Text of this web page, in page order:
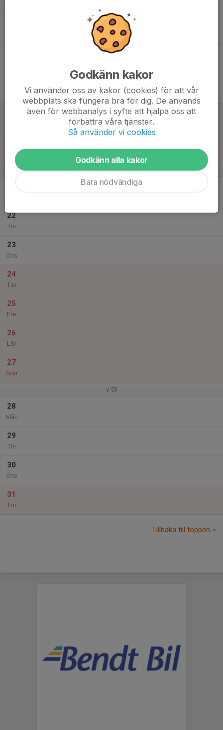
Sön
v.52
22
Tis
23
Ons
24
Tor
25
Fre
26
Lör
27
Sön
v.53
28
Mån
29
Tis
30
Ons
31
Tor
Tillbaka till toppen
Godkänn kakor
Vi använder oss av kakor (cookies) för att vår
webbplats ska fungera bra för dig. De används
även för webbanalys i syfte att hjälpa oss att
förbättra våra tjänster.
Så använder vi cookies
Godkänn alla kakor
Bara nödvändiga